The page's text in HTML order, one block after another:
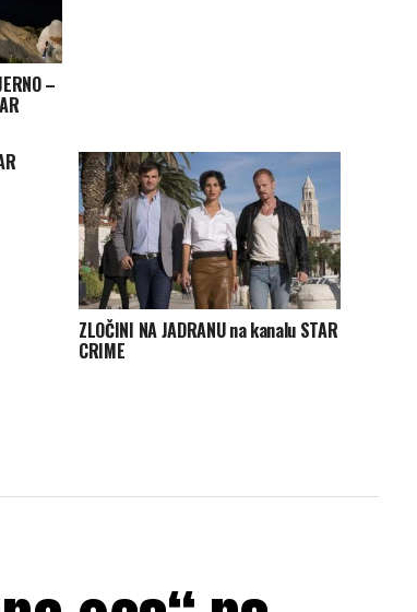
–
ZLOČINI NA JADRANU na kanalu STAR
CRIME